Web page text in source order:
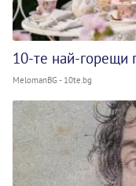
10-те най-горещи
MelomanBG - 10te.bg